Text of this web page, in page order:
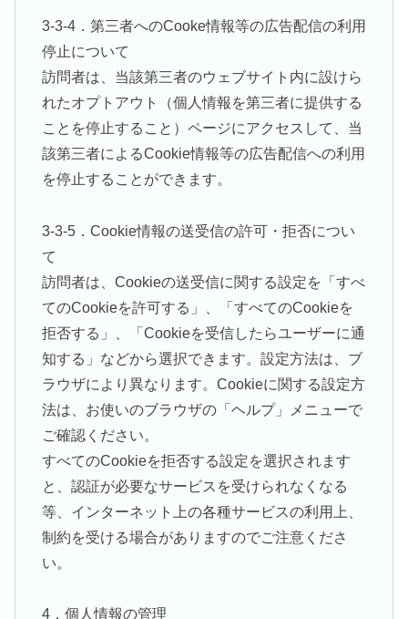
3-3-4．第三者へのCooke情報等の広告配信の利用
停止について
訪問者は、当該第三者のウェブサイト内に設けら
れたオプトアウト（個人情報を第三者に提供する
ことを停止すること）ページにアクセスして、当
該第三者によるCookie情報等の広告配信への利用
を停止することができます。
3-3-5．Cookie情報の送受信の許可・拒否につい
て
訪問者は、Cookieの送受信に関する設定を「すべ
てのCookieを許可する」、「すべてのCookieを
拒否する」、「Cookieを受信したらユーザーに通
知する」などから選択できます。設定方法は、ブ
ラウザにより異なります。Cookieに関する設定方
法は、お使いのブラウザの「ヘルプ」メニューで
ご確認ください。
すべてのCookieを拒否する設定を選択されます
と、認証が必要なサービスを受けられなくなる
等、インターネット上の各種サービスの利用上、
制約を受ける場合がありますのでご注意くださ
い。
4．個人情報の管理